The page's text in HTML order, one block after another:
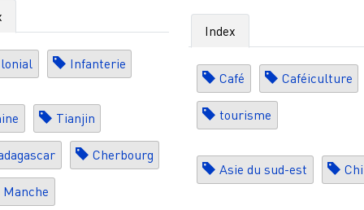
Infanterie
Tianjin
Cherbourg
Manche
Index
Café Caféiculture
tourisme
Asie du sud-est